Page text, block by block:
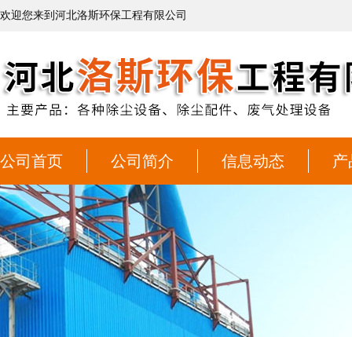
欢迎您来到河北洛斯环保工程有限公司
公司首页 公司简介 信息动态 产